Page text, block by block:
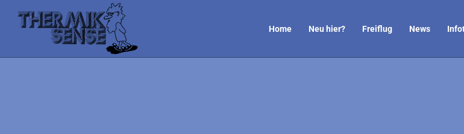
Home Neu hier? Freiflug News